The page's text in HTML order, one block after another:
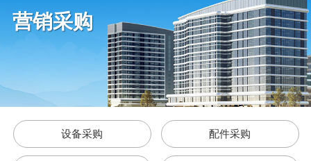
营销采购
设备采购 配件采购